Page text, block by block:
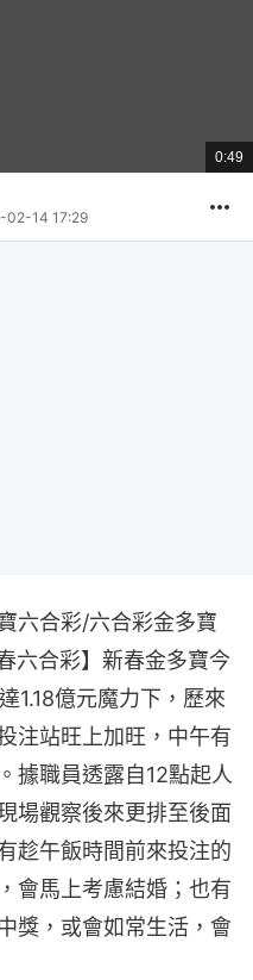
總
共
0:49
02-14 17:29
六合彩/六合彩金多寶
六合彩】新春金多寶今
1.18億元魔力下，歷來
注站旺上加旺，中午有
據職員透露自12點起人
場觀察後來更排至後面
趁午飯時間前來投注的
會馬上考慮結婚；也有
獎，或會如常生活，會